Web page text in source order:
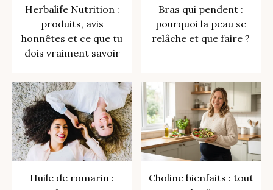
Herbalife Nutrition :
produits, avis
honnêtes et ce que tu
dois vraiment savoir
Bras qui pendent :
pourquoi la peau se
relâche et que faire ?
Huile de romarin :
Choline bienfaits : tout